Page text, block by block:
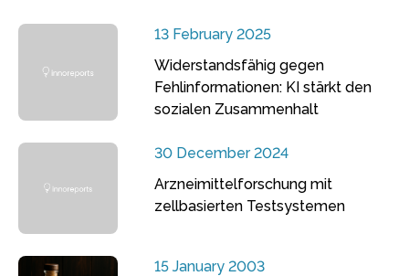
13 February 2025
Widerstandsfähig gegen
Fehlinformationen: KI stärkt den
sozialen Zusammenhalt
30 December 2024
Arzneimittelforschung mit
zellbasierten Testsystemen
15 January 2003